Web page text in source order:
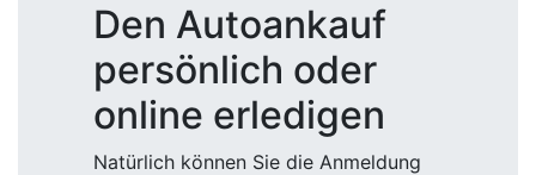
Den Autoankauf
persönlich oder
online erledigen
Natürlich können Sie die Anmeldung